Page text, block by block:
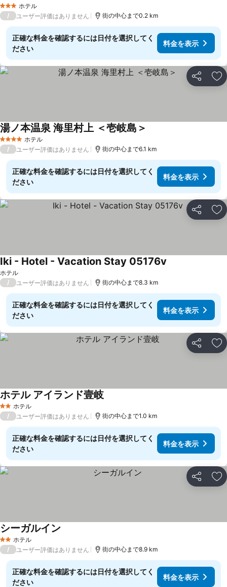
3 ホテルのランク
ホテル
/ ユーザー評価はありません 街の中心まで0.2 km
正確な料金を確認するには日付を選択してく
ださい
料金を表示
シェア お
4 ホテルのランク
ホテル
湯ノ本温泉 海里村上 ＜壱岐島＞
/ ユーザー評価はありません 街の中心まで6.1 km
正確な料金を確認するには日付を選択してく
ださい
料金を表示
シェア お
ホテル
Iki - Hotel - Vacation Stay 05176v
/ ユーザー評価はありません 街の中心まで8.3 km
正確な料金を確認するには日付を選択してく
ださい
料金を表示
シェア お
2 ホテルのランク
ホテル
ホテル アイランド壹岐料金を表示
/ ユーザー評価はありません 街の中心まで1.0 km
正確な料金を確認するには日付を選択してく
ださい
料金を表示
シェア お
2 ホテルのランク
ホテル
シーガルイン
/ ユーザー評価はありません 街の中心まで8.9 km
正確な料金を確認するには日付を選択してく
ださい
料金を表示